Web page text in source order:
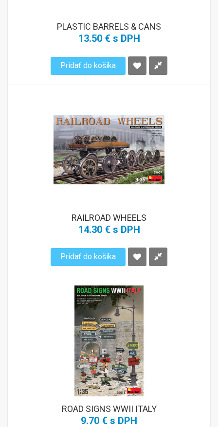
PLASTIC BARRELS & CANS
13.50 € s DPH
Pridať do košíka
RAILROAD WHEELS
14.30 € s DPH
Pridať do košíka
ROAD SIGNS WWII ITALY
9.70 € s DPH